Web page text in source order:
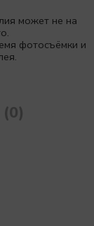
может не на
фотосъёмки и